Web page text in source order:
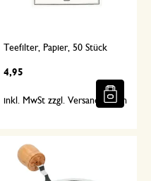
Teefilter, Papier, 50 Stück
4,95
inkl. MwSt zzgl. Versandkosten